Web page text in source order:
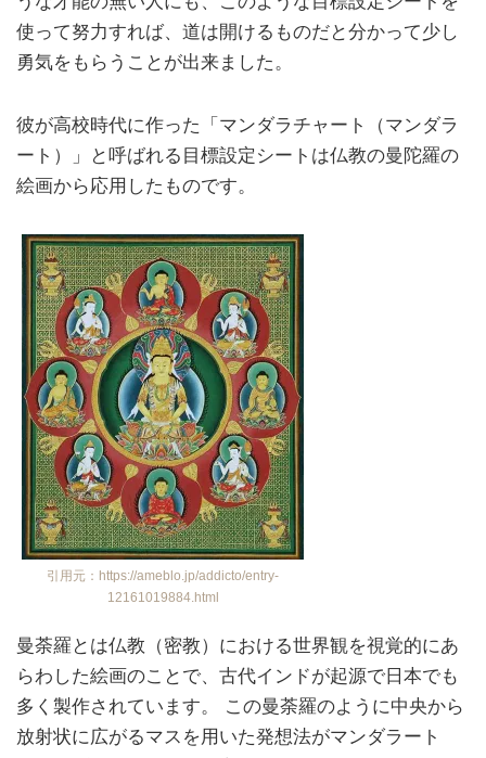
使って努力すれば、道は開けるものだと分かって少し
勇気をもらうことが出来ました。
彼が高校時代に作った「マンダラチャート（マンダラ
ート）」と呼ばれる目標設定シートは仏教の曼陀羅の
絵画から応用したものです。
引用元：https://ameblo.jp/addicto/entry-
12161019884.html
曼荼羅とは仏教（密教）における世界観を視覚的にあ
らわした絵画のことで、古代インドが起源で日本でも
多く製作されています。 この曼荼羅のように中央から
放射状に広がるマスを用いた発想法がマンダラート